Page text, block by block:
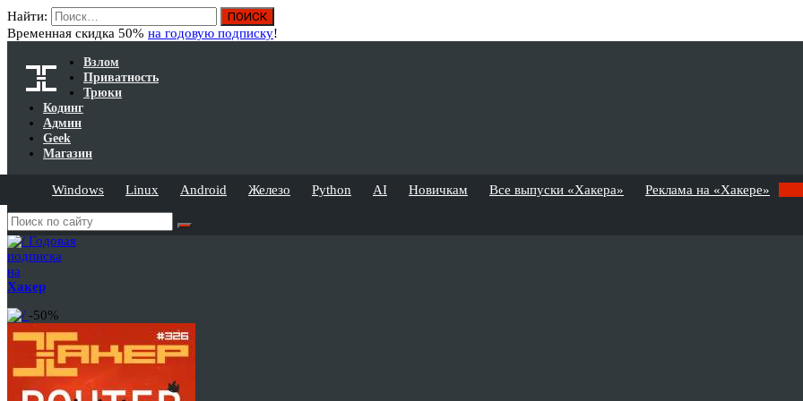
Найти:
Временная скидка 50% на годовую подписку!
Взлом
Приватность
Трюки
Кодинг
Админ
Geek
Магазин
Windows Linux Android Железо Python AI Новичкам Все выпуски «Хакера» Реклама на «Хакере»
Годовая
подписка
на
Хакер
-50%